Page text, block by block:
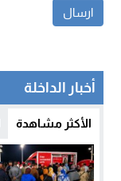
أخبار الداخلة
الأكثر مشاهدة